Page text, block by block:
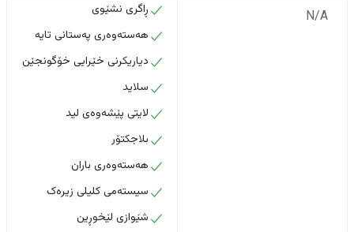
N/A
ڕاگری نشێوی
هەستەوەری پەستانی تایە
دیاریکرنی خێرایی خۆگونجێن
سلاید
لایتی پێشەوەی لید
بلاجکتۆر
هەستەوەری باران
سیستەمی کلیلی زیرەک
شێوازی لێخوڕین